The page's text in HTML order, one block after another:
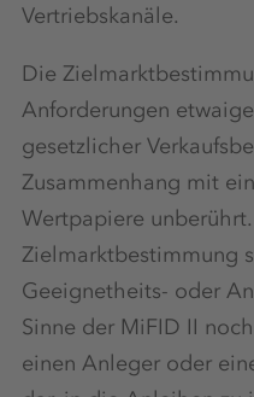
Vertriebskanäle.
Die
Anforderungen
gesetzlicher
Zusammenhang mit
Wertpapiere
Zielmarktbestimmung
Geeignetheits- oder
Sinne der MiFID II
einen Anleger oder